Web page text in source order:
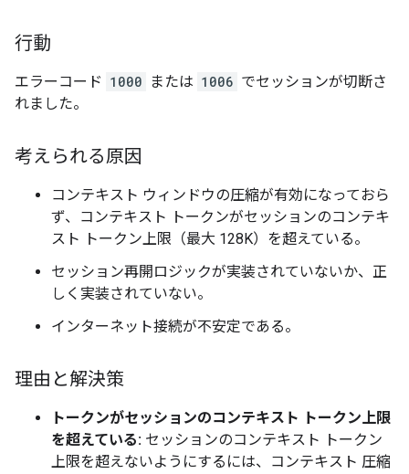
行動
エラーコード 1000 または 1006 でセッションが切断さ
れました。
考えられる原因
コンテキスト ウィンドウの圧縮が有効になっておら
ず、コンテキスト トークンがセッションのコンテキ
スト トークン上限（最大 128K）を超えている。
セッション再開ロジックが実装されていないか、正
しく実装されていない。
インターネット接続が不安定である。
理由と解決策
トークンがセッションのコンテキスト トークン上限
を超えている: セッションのコンテキスト トークン
上限を超えないようにするには、コンテキスト 圧縮